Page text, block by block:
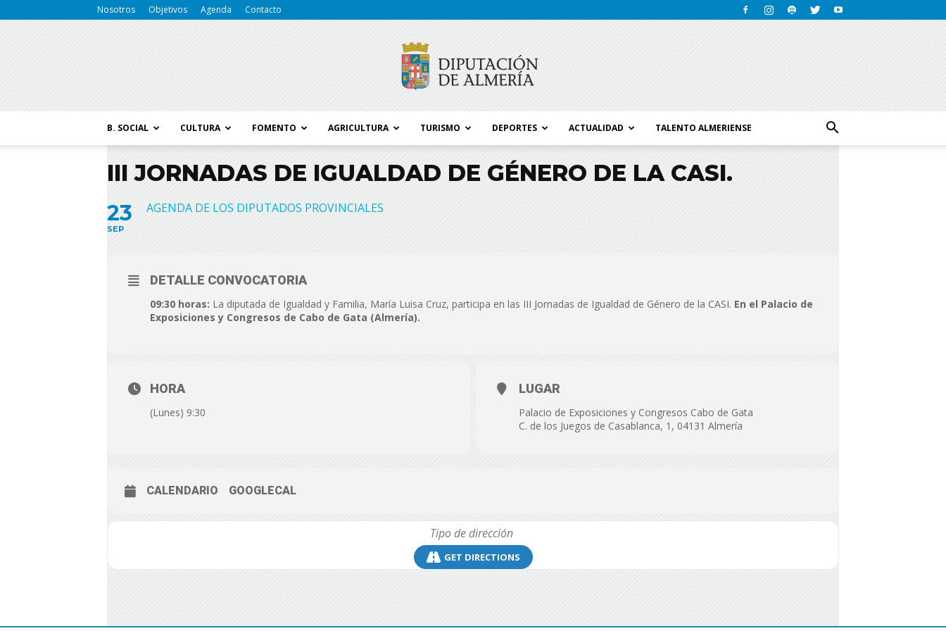
Nosotros Objetivos Agenda Contacto
B. SOCIAL CULTURA FOMENTO AGRICULTURA TURISMO DEPORTES ACTUALIDAD TALENTO ALMERIENSE
III JORNADAS DE IGUALDAD DE GÉNERO DE LA CASI.
23
SEP
AGENDA DE LOS DIPUTADOS PROVINCIALES
DETALLE CONVOCATORIA
09:30 horas: La diputada de Igualdad y Familia, María Luisa Cruz, participa en las III Jornadas de Igualdad de Género de la CASI. En el Palacio de
Exposiciones y Congresos de Cabo de Gata (Almería).
HORA
(Lunes) 9:30
LUGAR
Palacio de Exposiciones y Congresos Cabo de Gata
C. de los Juegos de Casablanca, 1, 04131 Almería
CALENDARIO GOOGLECAL
GET DIRECTIONS